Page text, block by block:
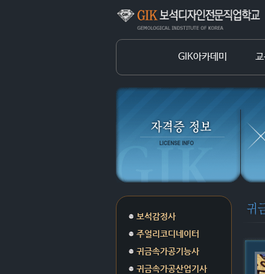
GIK아카데미
보석감정사
주얼리코디네이터
귀금속가공기능사
귀금속가공산업기사